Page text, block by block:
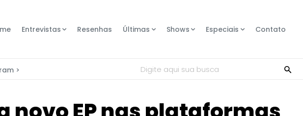
Entrevistas Resenhas Últimas Shows Especiais Contato
> Digite aqui sua busca